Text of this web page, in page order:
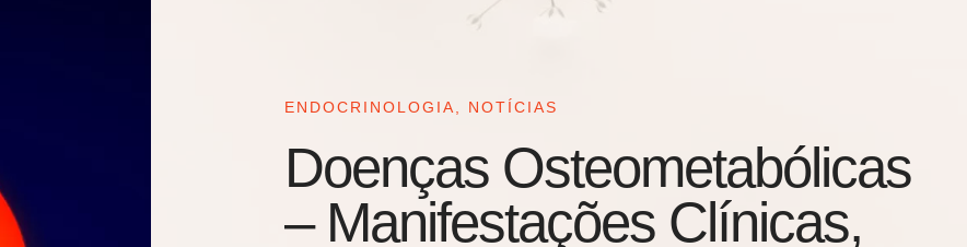
ENDOCRINOLOGIA, NOTÍCIAS
Doenças Osteometabólicas
– Manifestações Clínicas,